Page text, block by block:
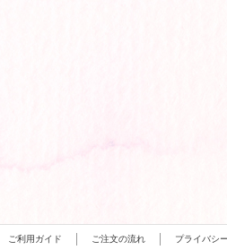
ご利用ガイド ご注文の流れ プライバシ